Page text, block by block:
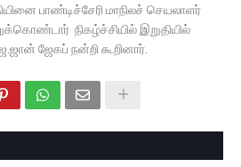
பாண்டிச்சேரி மாநிலச் செயலாளர்
நிகழ்ச்சியில் இறுதியில்
ஜேகப் நன்றி கூறினார்.